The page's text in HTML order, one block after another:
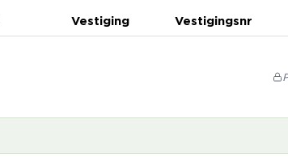
Vestiging Vestigingsnr